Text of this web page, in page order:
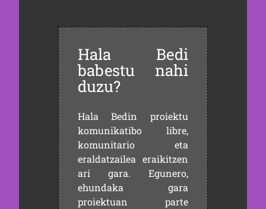
Hala Bedi
babestu nahi
duzu?
Hala Bedin proiektu
komunikatibo libre,
komunitario eta
eraldatzailea eraikitzen
ari gara. Egunero,
ehundaka gara
proiektuan parte